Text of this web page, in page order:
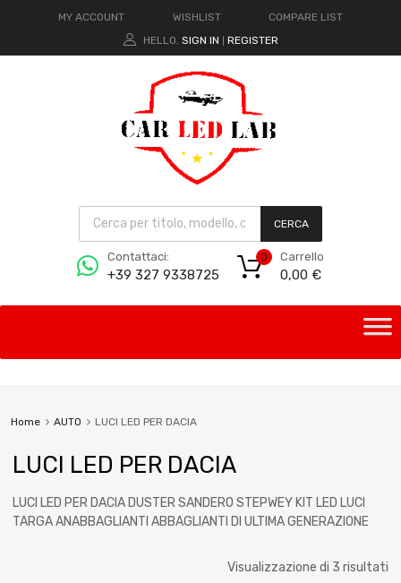
MY ACCOUNT WISHLIST
COMPARE LIST
HELLO. SIGN IN REGISTER
CERCA
Contattaci:
+39 327 9338725
Carrello
0,00 €
0
Home AUTO LUCI LED PER DACIA
LUCI LED PER DACIA
LUCI LED PER DACIA DUSTER SANDERO STEPWEY KIT LED LUCI
TARGA ANABBAGLIANTI ABBAGLIANTI DI ULTIMA GENERAZIONE
Visualizzazione di 3 risultati